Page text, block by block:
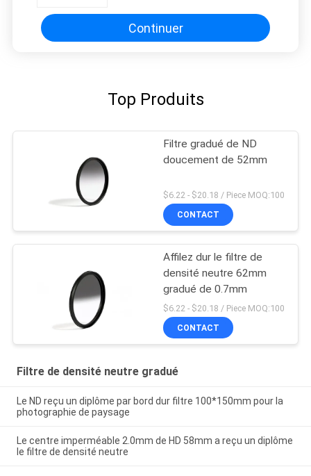
Continuer
Top Produits
Filtre gradué de ND
doucement de 52mm
$6.22 - $20.18 / Piece MOQ:100
CONTACT
Affilez dur le filtre de
densité neutre 62mm
gradué de 0.7mm
$6.22 - $20.18 / Piece MOQ:100
CONTACT
Filtre de densité neutre gradué
Le ND reçu un diplôme par bord dur filtre 100*150mm pour la
photographie de paysage
Le centre imperméable 2.0mm de HD 58mm a reçu un diplôme
le filtre de densité neutre